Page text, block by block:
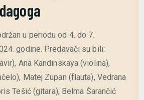
u periodu od 4. do 7.
godine. Predavači su bili:
Ana Kandinskaya (violina),
Matej Zupan (flauta), Vedrana
Tešić (gitara), Belma Šarančić